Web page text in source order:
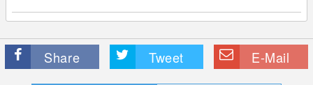
Share Tweet E-Mail